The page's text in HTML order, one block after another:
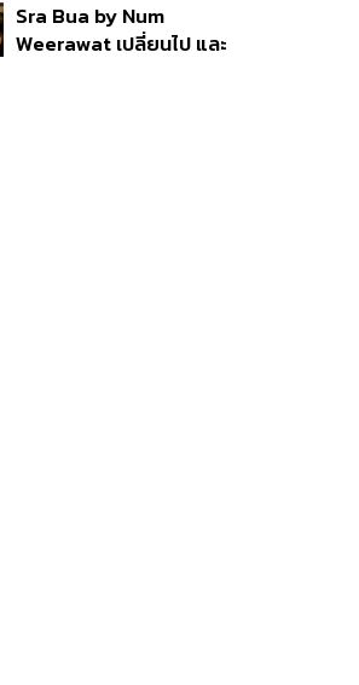
รถไฟฟ้า 3 สายแบบเรียล
ไทม์
Sra Bua by Num
Weerawat เปลี่ยนไป และ